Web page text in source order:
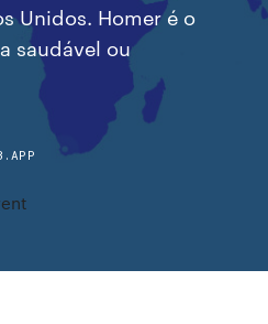
Unidos. Homer é o
saudável ou